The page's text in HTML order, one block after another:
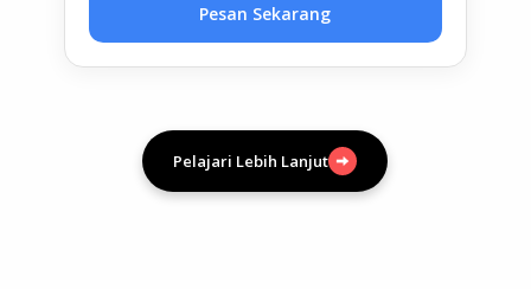
Pesan Sekarang
Pelajari Lebih Lanjut